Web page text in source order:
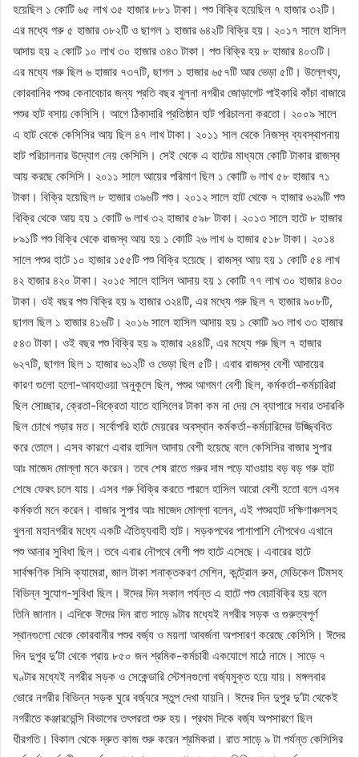
হয়েছিল ১ কোটি ৬৫ লাখ ৩৫ হাজার ৮৮১ টাকা। পশু বিক্রি হয়েছিল ৭ হাজার ৩২টি।
এর মধ্যে গরু ৫ হাজার ৩৮২টি ও ছাগল ১ হাজার ৬৪২টি বিক্রি হয়। ২০১৭ সালে হাসিল
আদায় হয় ২ কোটি ১০ লাখ ৩০ হাজার ৩৪৩ টাকা। পশু বিক্রি হয় ৮ হাজার ৪০৩টি।
এর মধ্যে গরু ছিল ৬ হাজার ৭৩৭টি, ছাগল ১ হাজার ৬৫৭টি আর ভেড়া ৫টি। উল্লেখ্য,
কোরবানির পশুর কেনাবেচার জন্য প্রতি বছর খুলনা নগরীর জোড়াগেট পাইকারি কাঁচা বাজারে
পশুর হাট বসায় কেসিসি। আগে ঠিকাদারি প্রতিষ্ঠান হাট পরিচালনা করতো। ২০০৯ সালে
এ হাট থেকে কেসিসির আয় ছিল ৪৭ লাখ টাকা। ২০১১ সাল থেকে নিজস্ব ব্যবস্থাপনায়
হাট পরিচালনার উদ্যোগ নেয় কেসিসি। সেই থেকে এ হাটের মাধ্যমে কোটি টাকার রাজস্ব
আয় করছে কেসিসি। ২০১১ সালে আয়ের পরিমাণ ছিল ১ কোটি ৬ লাখ ৫৮ হাজার ৭১
টাকা। বিক্রি হয়েছিল ৮ হাজার ৩৯৬টি পশু। ২০১২ সালে হাট থেকে ৭ হাজার ৬২৯টি পশু
বিক্রি থেকে আয় হয় ১ কোটি ৬ লাখ ৩২ হাজার ৫৯৮ টাকা। ২০১৩ সালে হাটে ৮ হাজার
৮৯১টি পশু বিক্রি থেকে রাজস্ব আয় হয় ১ কোটি ২৬ লাখ ৬ হাজার ৫১৮ টাকা। ২০১৪
সালে পশুর হাটে ১০ হাজার ১৫৫টি পশু বিক্রি হয়েছে। রাজস্ব আয় হয় ১ কোটি ৫৪ লাখ
৪২ হাজার ৪২০ টাকা। ২০১৫ সালে হাসিল আদায় হয় ১ কোটি ৭৭ লাখ ৩০ হাজার ৪৩০
টাকা। ওই বছর পশু বিক্রি হয় ৯ হাজার ৩২৪টি, এর মধ্যে গরু ছিল ৭ হাজার ৯০৮টি,
ছাগল ছিল ১ হাজার ৪১৬টি। ২০১৬ সালে হাসিল আদায় হয় ১ কোটি ৯৩ লাখ ৩৩ হাজার
৫৪৩ টাকা। ওই বছর পশু বিক্রি হয় ৯ হাজার ২৪৪টি, এর মধ্যে গরু ছিল ৭ হাজার
৬২৭টি, ছাগল ছিল ১ হাজার ৬১২টি ও ভেড়া ছিল ৫টি। এবার রাজস্ব বেশী আদায়ের
কারণ গুলো হলো-আবহাওয়া অনুকূলে ছিল, পশুর আগমণ বেশী ছিল, কর্মকর্তা-কর্মচারিরা
ছিল সোচ্ছার, ক্রেতা-বিক্রেতা যাতে হাসিলের টাকা কম না দেয় সে ব্যাপারে সবার তদারকি
ছিল চোখে পড়ার মত। সর্বোপরি হাটে মেয়রের অবস্থান কর্মকর্তা-কর্মচারিদের উজ্জ্বিবিত
করে তোলে। এসব কারণে এবার হাসিল আদায় বেশী হয়েছে বলে কেসিসির বাজার সুপার
আঃ মাজেদ মোল্লা মনে করেন। তবে শেষ রাতে গরুর দাম পড়ে যাওয়ায় বড় বড় গরু হাট
শেষে ফেরৎ চলে যায়। এসব গরু বিক্রি করতে পারলে হাসিল আরো বেশী হতো বলে এসব
কর্মকর্তা মনে করেন। বাজার সুপার আঃ মাজেদ মোল্লা বলেন, এই পশুরহাট দক্ষিণাঞ্চলসহ
খুলনা মহানগরীর মধ্যে একটি ঐতিহ্যবাহী হাট। সড়কপথের পাশাপাশি নৌপথেও এখানে
পশু আনার সুবিধা ছিল। তবে এবার নৌপথে বেশী পশু হাটে এসেছে। এবারের হাটে
সার্বক্ষণিক সিসি ক্যামেরা, জাল টাকা শনাক্তকরণ মেশিন, কন্ট্রোল রুম, মেডিকেল টিমসহ
বিভিন্ন সুযোগ-সুবিধা ছিল। ঈদের দিন সকাল পর্যন্ত এ হাটে পশু বেচাবিক্রি হয় বলে
তিনি জানান। এদিকে ঈদের দিন রাত সাড়ে ৯টার মধ্যেই নগরীর সড়ক ও গুরুত্বপূর্ণ
স্থানগুলো থেকে কোরবানীর পশুর বর্জ্য ও ময়লা আবর্জনা অপসারণ করেছে কেসিসি। ঈদের
দিন দুপুর দু’টা থেকে প্রায় ৮৫০ জন শ্রমিক-কর্মচারী একযোগে মাঠে নামে। সাড়ে ৭
ঘণ্টার মধ্যেই নগরীর সড়ক ও সেকেন্ডারি স্টেশনগুলো বর্জ্যমুক্ত হয়ে যায়। মঙ্গলবার
ভোরে নগরীর বিভিন্ন সড়ক ঘুরে বর্জ্যরে স্তুপ দেখা যায়নি। ঈদের দিন দুপুর দু’টা থেকেই
নগরীতে কঞ্জারভেন্সি বিভাগের তৎপরতা শুরু হয়। প্রথম দিকে বর্জ্য অপসারণে ছিল
ধীরগতি। বিকাল থেকে দ্রুত কাজ শুরু করেন শ্রমিকরা। রাত সাড়ে ৯ টা পর্যন্ত কেসিসির